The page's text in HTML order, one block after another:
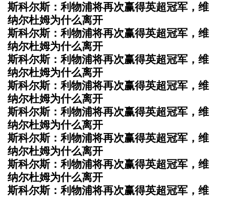
斯科尔斯：利物浦将再次赢得英超冠军，维
纳尔杜姆为什么离开
斯科尔斯：利物浦将再次赢得英超冠军，维
纳尔杜姆为什么离开
斯科尔斯：利物浦将再次赢得英超冠军，维
纳尔杜姆为什么离开
斯科尔斯：利物浦将再次赢得英超冠军，维
纳尔杜姆为什么离开
斯科尔斯：利物浦将再次赢得英超冠军，维
纳尔杜姆为什么离开
斯科尔斯：利物浦将再次赢得英超冠军，维
纳尔杜姆为什么离开
斯科尔斯：利物浦将再次赢得英超冠军，维
纳尔杜姆为什么离开
斯科尔斯：利物浦将再次赢得英超冠军，维